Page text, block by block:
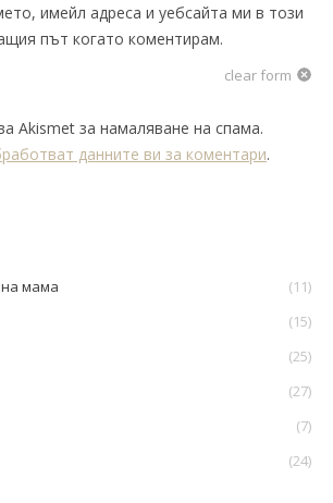
имейл адреса и уебсайта ми в този
път когато коментирам.
clear form
Akismet за намаляване на спама.
данните ви за коментари.
мама
(11)
(15)
(25)
(27)
(7)
(24)